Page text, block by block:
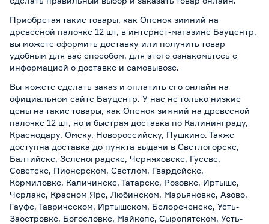
Приобретая такие товары, как Опенок зимний на
древесной палочке 12 шт, в интернет-магазине Бауцентр,
вы можете оформить доставку или получить товар
удобным для вас способом, для этого ознакомьтесь с
информацией о доставке и самовывозе.
Вы можете сделать заказ и оплатить его онлайн на
официальном сайте Бауцентр. У нас не только низкие
цены на такие товары, как Опенок зимний на древесной
палочке 12 шт, но и быстрая доставка по Калининграду,
Краснодару, Омску, Новороссийску, Пушкино. Также
доступна доставка до пункта выдачи в Светлогорске,
Балтийске, Зеленоградске, Черняховске, Гусеве,
Советске, Пионерском, Светлом, Гвардейске,
Кормиловке, Каличинске, Татарске, Розовке, Иртыше,
Черлаке, Красном Яре, Любинском, Марьяновке, Азово,
Гауфе, Таврическом, Иртышском, Белореченске, Усть-
Заостровке, Богословке, Майкопе, Сыропятском, Усть-